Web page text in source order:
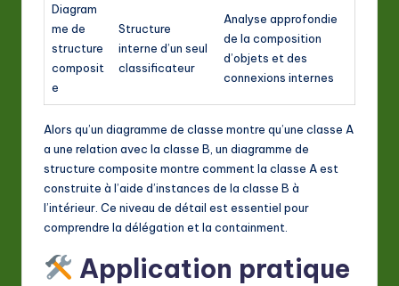
Diagram
me de
structure
composit
e
Structure
interne d’un seul
classificateur
Analyse approfondie
de la composition
d’objets et des
connexions internes
Alors qu’un diagramme de classe montre qu’une classe A
a une relation avec la classe B, un diagramme de
structure composite montre comment la classe A est
construite à l’aide d’instances de la classe B à
l’intérieur. Ce niveau de détail est essentiel pour
comprendre la délégation et la containment.
Application pratique